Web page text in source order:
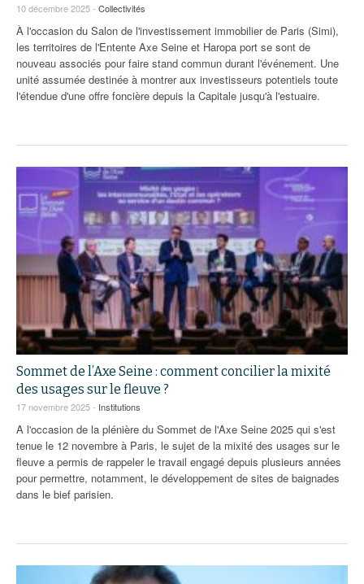
10 décembre 2025 - Collectivités
À l'occasion du Salon de l'investissement immobilier de Paris (Simi),
les territoires de l'Entente Axe Seine et Haropa port se sont de
nouveau associés pour faire stand commun durant l'événement. Une
unité assumée destinée à montrer aux investisseurs potentiels toute
l'étendue d'une offre foncière depuis la Capitale jusqu'à l'estuaire.
Sommet de l’Axe Seine : comment concilier la mixité
des usages sur le fleuve ?
17 novembre 2025 - Institutions
A l'occasion de la plénière du Sommet de l'Axe Seine 2025 qui s'est
tenue le 12 novembre à Paris, le sujet de la mixité des usages sur le
fleuve a permis de rappeler le travail engagé depuis plusieurs années
pour permettre, notamment, le développement de sites de baignades
dans le bief parisien.